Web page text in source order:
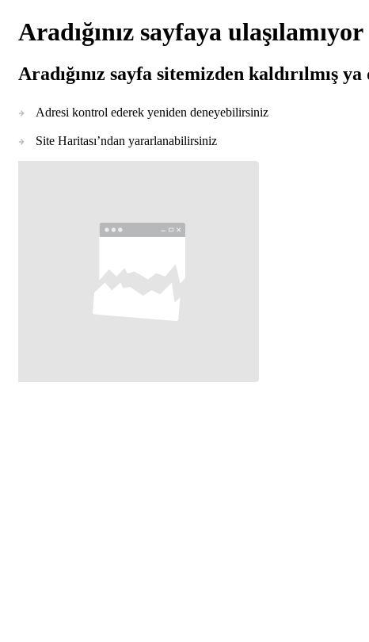
Aradığınız sayfaya ulaşılamıyor
Aradığınız sayfa sitemizden kaldırılmış
Adresi kontrol ederek yeniden deneyebilirsiniz
Site Haritası’ndan yararlanabilirsiniz